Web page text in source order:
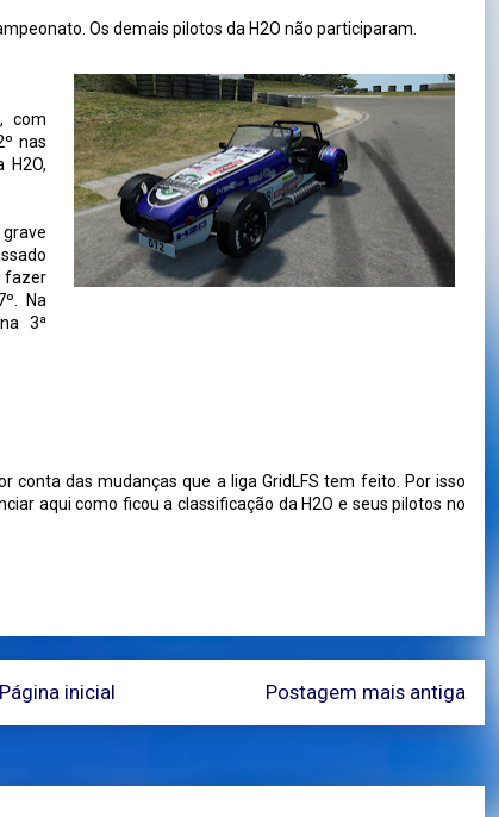
Os demais pilotos da H2O não participaram.
com
nas
fazer
Na
3ª
conta das mudanças que a liga GridLFS tem feito. Por isso
aqui como ficou a classificação da H2O e seus pilotos no
Postagem mais antiga
Página inicial